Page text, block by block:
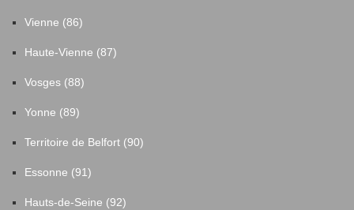
Vienne (86)
Haute-Vienne (87)
Vosges (88)
Yonne (89)
Territoire de Belfort (90)
Essonne (91)
Hauts-de-Seine (92)